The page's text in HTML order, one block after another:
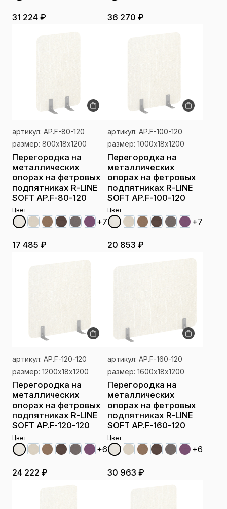
31 224 ₽ 36 270 ₽
артикул: AP.F-80-120
размер: 800х18х1200
Перегородка на
металлических
опорах на фетровых
подпятниках R-LINE
SOFT AP.F-80-120
Цвет
+7
17 485 ₽
артикул: AP.F-100-120
размер: 1000х18х1200
Перегородка на
металлических
опорах на фетровых
подпятниках R-LINE
SOFT AP.F-100-120
Цвет
+7
20 853 ₽
артикул: AP.F-120-120
размер: 1200х18х1200
Перегородка на
металлических
опорах на фетровых
подпятниках R-LINE
SOFT AP.F-120-120
Цвет
+6
24 222 ₽
артикул: AP.F-160-120
размер: 1600х18х1200
Перегородка на
металлических
опорах на фетровых
подпятниках R-LINE
SOFT AP.F-160-120
Цвет
+6
30 963 ₽